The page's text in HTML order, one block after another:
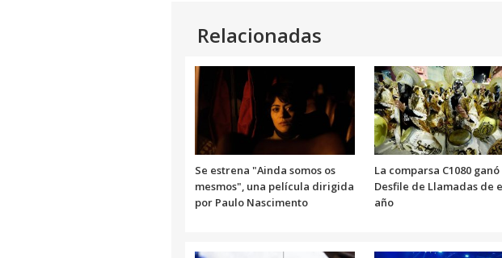
Relacionadas
Se estrena "Ainda somos os
mesmos", una película dirigida
por Paulo Nascimento
La comparsa C1080 ganó
Desfile de Llamadas de
año